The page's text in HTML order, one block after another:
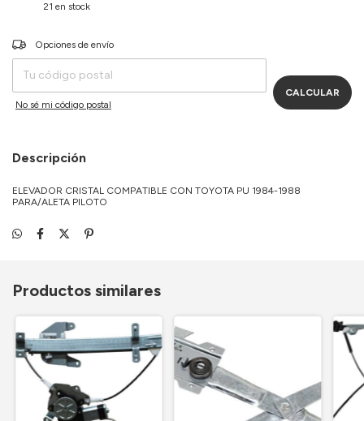
21 en stock
Entregas para el CP:
Opciones de envío
CALCULAR
No sé mi código postal
Descripción
ELEVADOR CRISTAL COMPATIBLE CON TOYOTA PU 1984-1988
PARA/ALETA PILOTO
Productos similares